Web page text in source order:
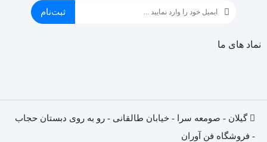
ثبت‌نام
نماد های ما
گیلان - صومعه سرا - خیابان طالقانی - رو به روی دبستان حجاب
- فروشگاه فن آوران